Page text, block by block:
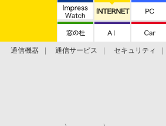
通信機器 通信サービス セキュリティ